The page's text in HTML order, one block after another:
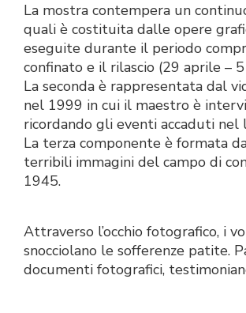
La mostra contempera un
quali è costituita dalle opere
eseguite durante il periodo
confinato e il rilascio (29 aprile –
La seconda è rappresentata dal
nel 1999 in cui il maestro è
ricordando gli eventi accaduti nel
La terza componente è formata
terribili immagini del campo di
1945.
Attraverso l’occhio fotografico, i
snocciolano le sofferenze patite.
documenti fotografici,